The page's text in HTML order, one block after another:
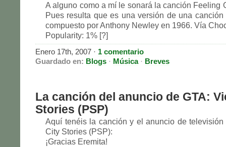
A alguno como a mí le sonará la canción Feeling
Pues resulta que es una versión de una
compuesto por Anthony Newley en 1966. Vía
Popularity: 1% [?]
Enero 17th, 2007 · 1 comentario
Guardado en: Blogs · Música· Breves
La canción del anuncio de GTA:
Stories (PSP)
Aquí tenéis la canción y el anuncio de televisión
City Stories (PSP):
¡Gracias Eremita!